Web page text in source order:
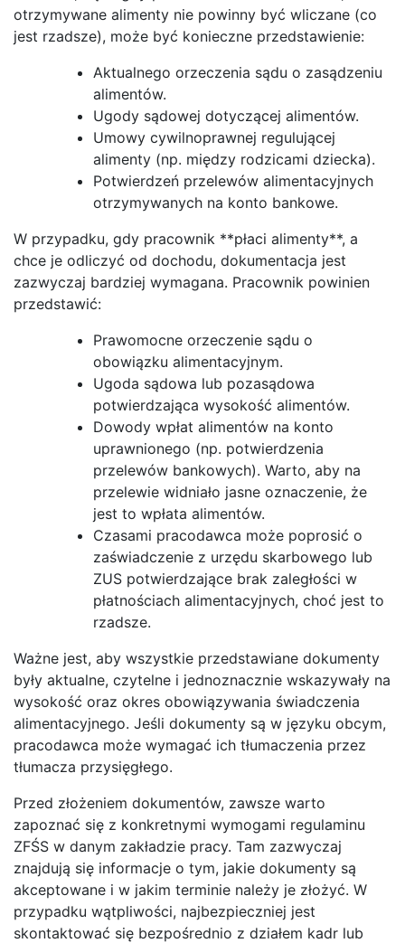
otrzymywane alimenty nie powinny być wliczane (co
jest rzadsze), może być konieczne przedstawienie:
Aktualnego orzeczenia sądu o zasądzeniu
alimentów.
Ugody sądowej dotyczącej alimentów.
Umowy cywilnoprawnej regulującej
alimenty (np. między rodzicami dziecka).
Potwierdzeń przelewów alimentacyjnych
otrzymywanych na konto bankowe.
W przypadku, gdy pracownik **płaci alimenty**, a
chce je odliczyć od dochodu, dokumentacja jest
zazwyczaj bardziej wymagana. Pracownik powinien
przedstawić:
Prawomocne orzeczenie sądu o
obowiązku alimentacyjnym.
Ugoda sądowa lub pozasądowa
potwierdzająca wysokość alimentów.
Dowody wpłat alimentów na konto
uprawnionego (np. potwierdzenia
przelewów bankowych). Warto, aby na
przelewie widniało jasne oznaczenie, że
jest to wpłata alimentów.
Czasami pracodawca może poprosić o
zaświadczenie z urzędu skarbowego lub
ZUS potwierdzające brak zaległości w
płatnościach alimentacyjnych, choć jest to
rzadsze.
Ważne jest, aby wszystkie przedstawiane dokumenty
były aktualne, czytelne i jednoznacznie wskazywały na
wysokość oraz okres obowiązywania świadczenia
alimentacyjnego. Jeśli dokumenty są w języku obcym,
pracodawca może wymagać ich tłumaczenia przez
tłumacza przysięgłego.
Przed złożeniem dokumentów, zawsze warto
zapoznać się z konkretnymi wymogami regulaminu
ZFŚS w danym zakładzie pracy. Tam zazwyczaj
znajdują się informacje o tym, jakie dokumenty są
akceptowane i w jakim terminie należy je złożyć. W
przypadku wątpliwości, najbezpieczniej jest
skontaktować się bezpośrednio z działem kadr lub